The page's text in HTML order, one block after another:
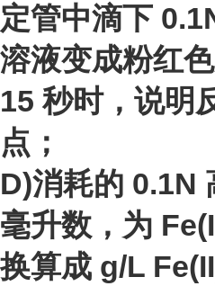
定管中滴下
溶液变成粉红
15 秒时，说明
点；
D)消耗的 0.1N
毫升数，为
换算成 g/L